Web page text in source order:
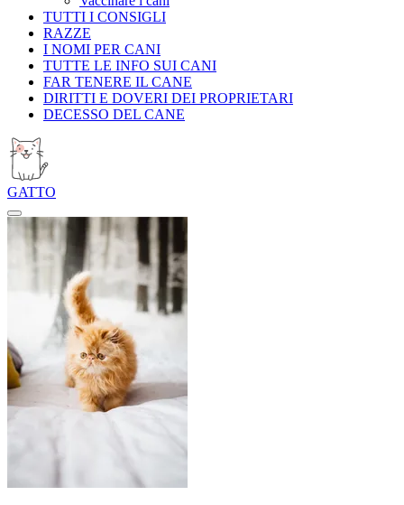
TUTTI I CONSIGLI
RAZZE
I NOMI PER CANI
TUTTE LE INFO SUI CANI
FAR TENERE IL CANE
DIRITTI E DOVERI DEI PROPRIETARI
DECESSO DEL CANE
GATTO